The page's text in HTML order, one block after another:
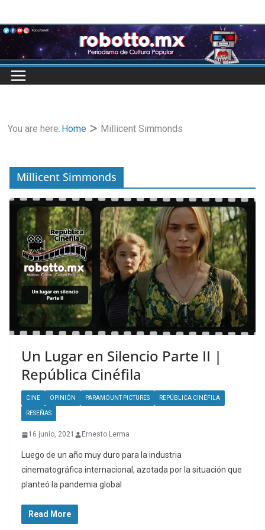
to
content
You are here: Home Millicent Simmonds
Millicent Simmonds
Un Lugar en Silencio Parte II |
República Cinéfila
CINE OPINIÓN PARAMOUNT PICTURES REPÚBLICA CINÉFILA
RESEÑAS
16 junio, 2021 Ernesto Lerma
Luego de un año muy duro para la industria
cinematográfica internacional, azotada por la situación que
planteó la pandemia global
Read More